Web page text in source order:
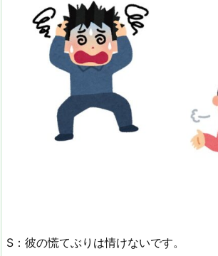
S：彼の慌てぶりは情けないです。